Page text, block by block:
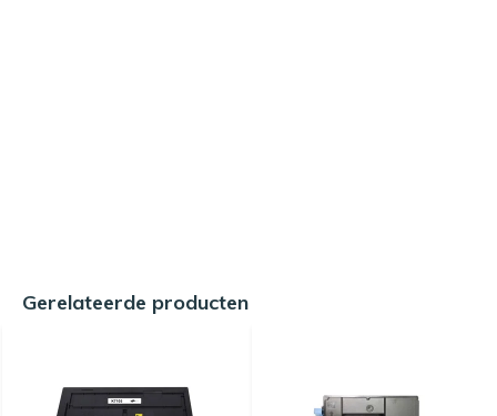
Gerelateerde producten